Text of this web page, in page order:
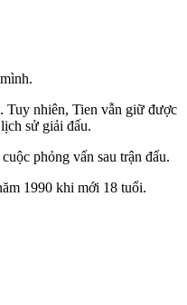
Tuy nhiên, Tien vẫn giữ được
sử giải đấu.
phỏng vấn sau trận đấu.
1990 khi mới 1‌8 tuổ‌i.